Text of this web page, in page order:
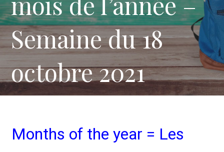
Semaine du 18
octobre 2021
Months of the year = Les